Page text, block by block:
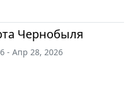
Чернобыля
- Апр 28, 2026